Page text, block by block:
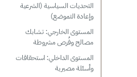
التحديات السياسية (الشرعية
وإعادة التموضع)
المستوى الخارجي: تشابك
مصالح وفُرص مشروطة
المستوى الداخلي: استحقاقات
وأسئلة مصيرية